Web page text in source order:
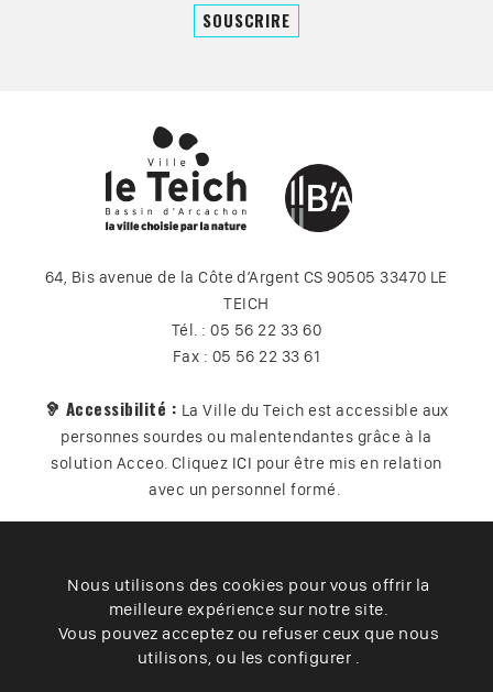
64, Bis avenue de la Côte d’Argent CS 90505 33470 LE
TEICH
Tél. : 05 56 22 33 60
Fax : 05 56 22 33 61
🦻 Accessibilité : La Ville du Teich est accessible aux
personnes sourdes ou malentendantes grâce à la
solution Acceo. Cliquez ICI pour être mis en relation
avec un personnel formé.
Plan du site Contact Vos données
Cookies
Accessibilité
Nous utilisons des cookies pour vous offrir la
meilleure expérience sur notre site.
Vous pouvez acceptez ou refuser ceux que nous
utilisons, ou les configurer .